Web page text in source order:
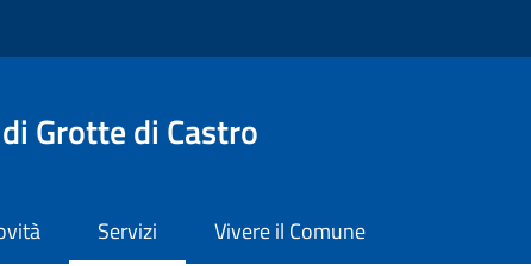
Grotte di Castro
Servizi Vivere il Comune